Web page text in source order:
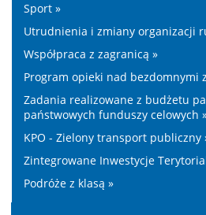
Sport »
Utrudnienia i zmiany organizacji
Współpraca z zagranicą »
Program opieki nad bezdomnymi
Zadania realizowane z budżetu
państwowych funduszy celowych
KPO - Zielony transport publiczny
Zintegrowane Inwestycje
Podróże z klasą »